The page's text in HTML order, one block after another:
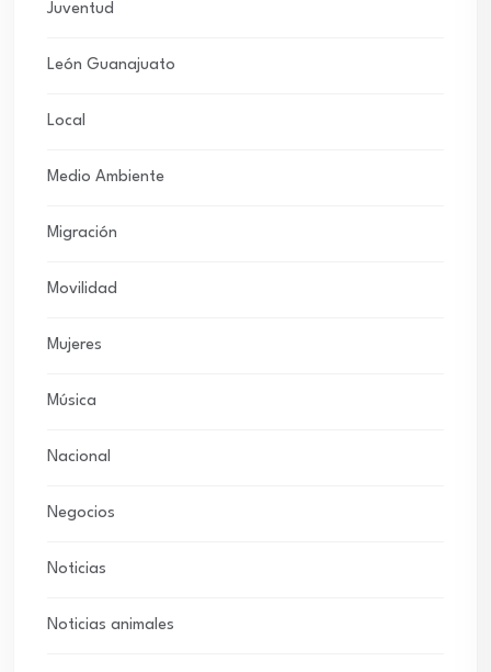
Juventud
León Guanajuato
Local
Medio Ambiente
Migración
Movilidad
Mujeres
Música
Nacional
Negocios
Noticias
Noticias animales